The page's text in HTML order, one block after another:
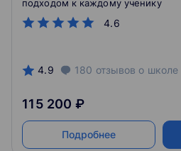
4.6
подходом к каждому ученику
4.9 180 отзывов о школе
115 200 ₽
Подробнее